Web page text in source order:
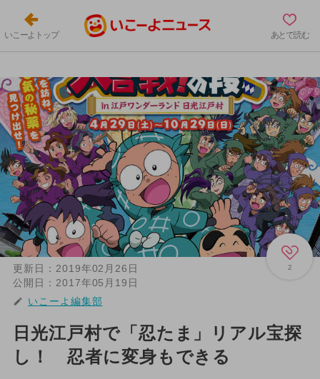
いこーよトップ あとで読む
2
更新日： 2019年02月26日
公開日： 2017年05月19日
いこーよ編集部
日光江戸村で「忍たま」リアル宝探
し！ 忍者に変身もできる